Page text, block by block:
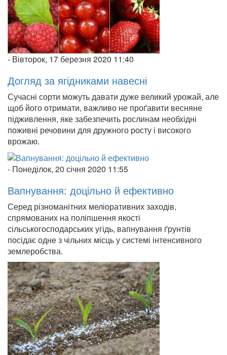
- Вівторок, 17 березня 2020 11:40
Догляд за ягідниками навесні
Сучасні сорти можуть давати дуже великий урожай, але
щоб його отримати, важливо не проґавити весняне
підживлення, яке забезпечить рослинам необхідні
поживні речовини для дружного росту і високого
врожаю.
- Понеділок, 20 січня 2020 11:55
Вапнування: доцільно й ефективно
Серед різноманітних меліоративних заходів,
спрямованих на поліпшення якості
сільськогосподарських угідь, вапнування ґрунтів
посідає одне з чільних місць у системі інтенсивного
землеробства.